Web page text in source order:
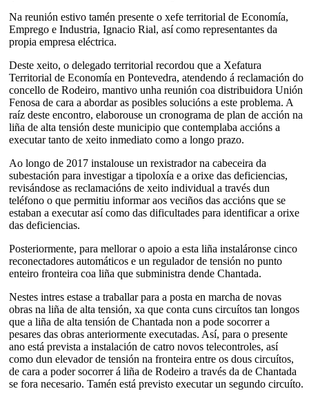
Na reunión estivo tamén presente o xefe territorial de Economía,
Emprego e Industria, Ignacio Rial, así como representantes da
propia empresa eléctrica.
Deste xeito, o delegado territorial recordou que a Xefatura
Territorial de Economía en Pontevedra, atendendo á reclamación do
concello de Rodeiro, mantivo unha reunión coa distribuidora Unión
Fenosa de cara a abordar as posibles solucións a este problema. A
raíz deste encontro, elaborouse un cronograma de plan de acción na
liña de alta tensión deste municipio que contemplaba accións a
executar tanto de xeito inmediato como a longo prazo.
Ao longo de 2017 instalouse un rexistrador na cabeceira da
subestación para investigar a tipoloxía e a orixe das deficiencias,
revisándose as reclamacións de xeito individual a través dun
teléfono o que permitiu informar aos veciños das accións que se
estaban a executar así como das dificultades para identificar a orixe
das deficiencias.
Posteriormente, para mellorar o apoio a esta liña instaláronse cinco
reconectadores automáticos e un regulador de tensión no punto
enteiro fronteira coa liña que subministra dende Chantada.
Nestes intres estase a traballar para a posta en marcha de novas
obras na liña de alta tensión, xa que conta cuns circuítos tan longos
que a liña de alta tensión de Chantada non a pode socorrer a
pesares das obras anteriormente executadas. Así, para o presente
ano está prevista a instalación de catro novos telecontroles, así
como dun elevador de tensión na fronteira entre os dous circuítos,
de cara a poder socorrer á liña de Rodeiro a través da de Chantada
se fora necesario. Tamén está previsto executar un segundo circuíto.